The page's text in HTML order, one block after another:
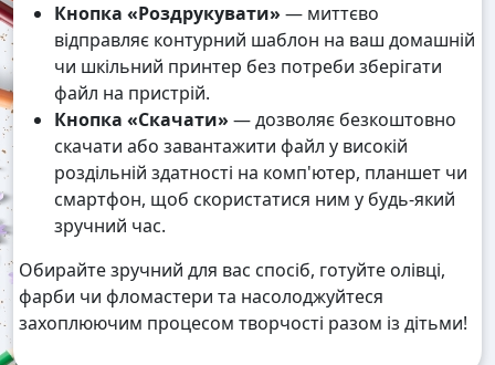
Кнопка «Роздрукувати» — миттєво
відправляє контурний шаблон на ваш домашній
чи шкільний принтер без потреби зберігати
файл на пристрій.
Кнопка «Скачати» — дозволяє безкоштовно
скачати або завантажити файл у високій
роздільній здатності на комп'ютер, планшет чи
смартфон, щоб скористатися ним у будь-який
зручний час.
Обирайте зручний для вас спосіб, готуйте олівці,
фарби чи фломастери та насолоджуйтеся
захоплюючим процесом творчості разом із дітьми!